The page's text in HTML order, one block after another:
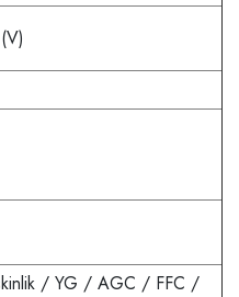
/ YG / AGC / FFC /